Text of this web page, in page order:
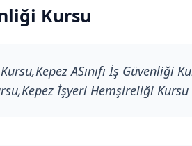
Kursu
ASınıfı İş Güvenliği
İşyeri Hemşireliği